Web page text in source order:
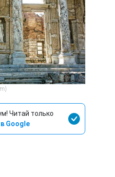
Читай только
Google